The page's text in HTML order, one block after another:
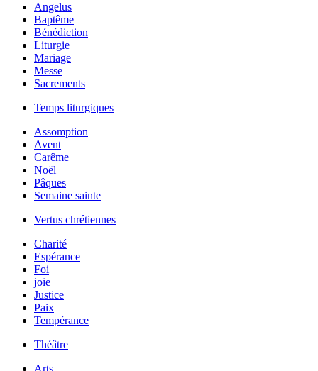
Angelus
Baptême
Bénédiction
Liturgie
Mariage
Messe
Sacrements
Temps liturgiques
Assomption
Avent
Carême
Noël
Pâques
Semaine sainte
Vertus chrétiennes
Charité
Espérance
Foi
joie
Justice
Paix
Tempérance
Théâtre
Arts